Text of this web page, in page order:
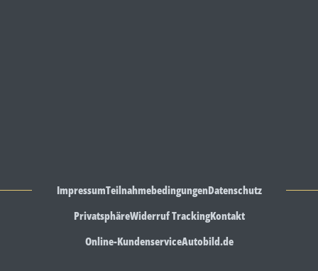
ImpressumTeilnahmebedingungenDatenschutz
PrivatsphäreWiderruf TrackingKontakt
Online-KundenserviceAutobild.de